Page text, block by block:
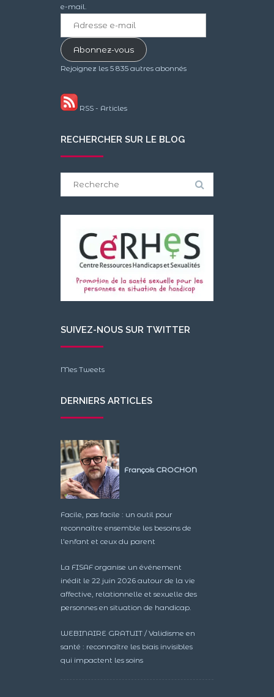
e-mail.
mailAbonnez-vous
Rejoignez les 5 835 autres abonnés
RSS - Articles
RECHERCHER SUR LE BLOG
SUIVEZ-NOUS SUR TWITTER
Mes Tweets
DERNIERS ARTICLES
François CROCHON
Facile, pas facile : un outil pour
reconnaître ensemble les besoins de
l’enfant et ceux du parent
La FISAF organise un événement
inédit le 22 juin 2026 autour de la vie
affective, relationnelle et sexuelle des
personnes en situation de handicap.
WEBINAIRE GRATUIT / Validisme en
santé : reconnaître les biais invisibles
qui impactent les soins